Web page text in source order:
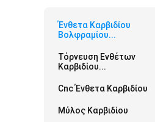
Ένθετα Καρβιδίου
Βολφραμίου...
Τόρνευση Ενθέτων
Καρβιδίου...
Cnc Ένθετα Καρβιδίου
Μύλος Καρβιδίου